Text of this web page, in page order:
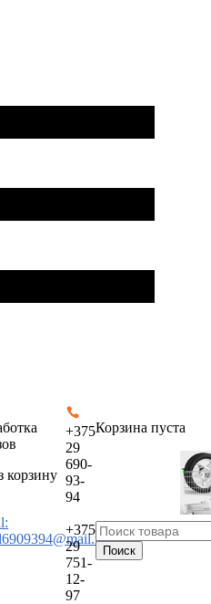
корзину
+375
29
690-
93-
94
+375
29
751-
12-
97
Корзина пуста
Поиск